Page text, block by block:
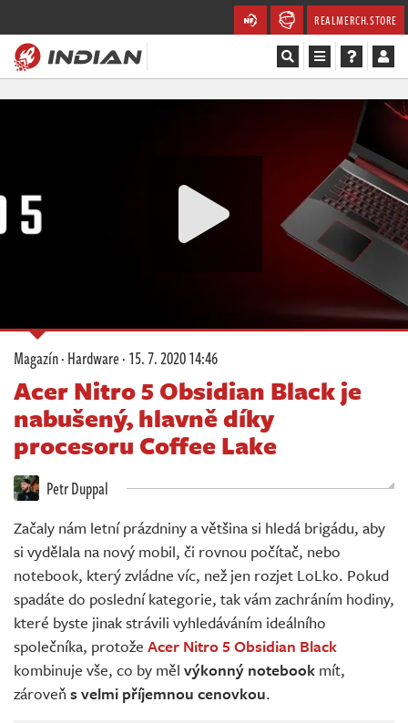
REALMERCH.STORE
Videa
Soutěže
Komunita
Redakce
Živě
Magazín·Hardware·15. 7. 2020 14:46
Acer Nitro 5 Obsidian Black je
nabušený, hlavně díky
procesoru Coffee Lake
Petr Duppal
Začaly nám letní prázdniny a většina si hledá brigádu, aby
si vydělala na nový mobil, či rovnou počítač, nebo
notebook, který zvládne víc, než jen rozjet LoLko. Pokud
spadáte do poslední kategorie, tak vám zachráním hodiny,
které byste jinak strávili vyhledáváním ideálního
společníka, protože Acer Nitro 5 Obsidian Black
kombinuje vše, co by měl výkonný notebook mít,
zároveň s velmi příjemnou cenovkou.